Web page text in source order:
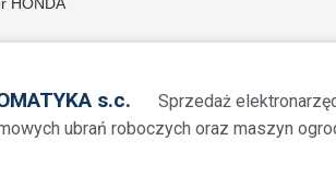
s.c.
Sprzedaż
ubrań roboczych oraz maszyn